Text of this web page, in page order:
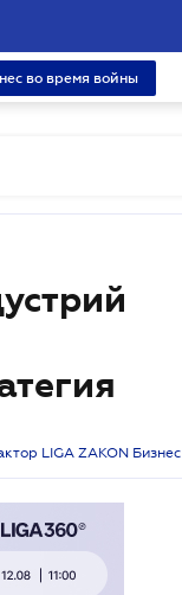
во время войны
LIGA ZAKON Бизнес